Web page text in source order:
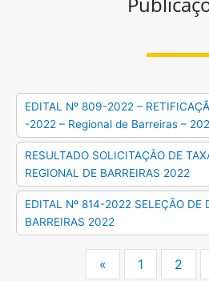
EDITAL Nº 809-2022 –
-2022 – Regional de Barreiras –
RESULTADO SOLICITAÇÃO DE
REGIONAL DE BARREIRAS 2022
EDITAL Nº 814-2022 SELEÇÃO DE
BARREIRAS 2022
« 1 2